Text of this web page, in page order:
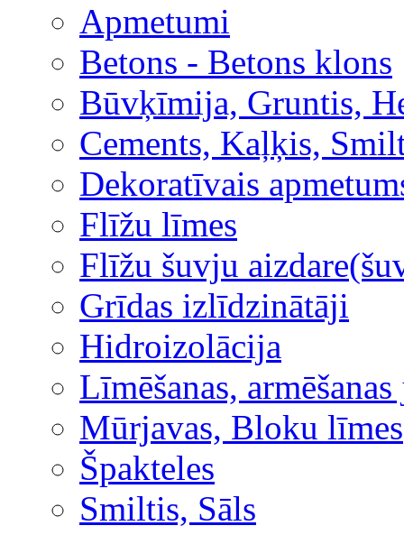
Apmetumi
Betons - Betons klons
Būvķīmija, Gruntis,
Cements, Kaļķis,
Dekoratīvais
Flīžu līmes
Flīžu šuvju
Grīdas izlīdzinātāji
Hidroizolācija
Līmēšanas, armēšanas
Mūrjavas, Bloku līmes
Špakteles
Smiltis, Sāls